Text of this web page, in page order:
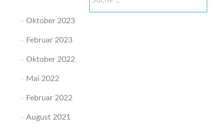
nach:
Oktober 2023
Februar 2023
Oktober 2022
Mai 2022
Februar 2022
August 2021